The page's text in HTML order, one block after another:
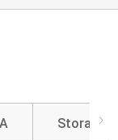
Storage